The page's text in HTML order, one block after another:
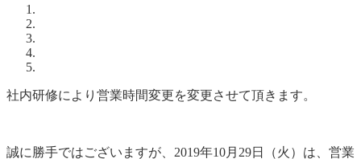
社内研修により営業時間変更を変更させて頂きます。
誠に勝手ではございますが、2019年10月29日（火）は、営業